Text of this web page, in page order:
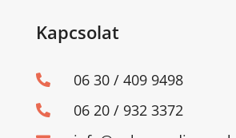
Kapcsolat
 06 30 / 409 9498
 06 20 / 932 3372